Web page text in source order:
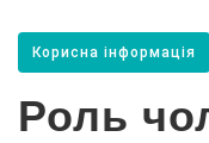
Корисна інформація
Роль